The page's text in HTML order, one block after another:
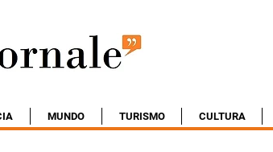
MUNDO TURISMO CULTURA